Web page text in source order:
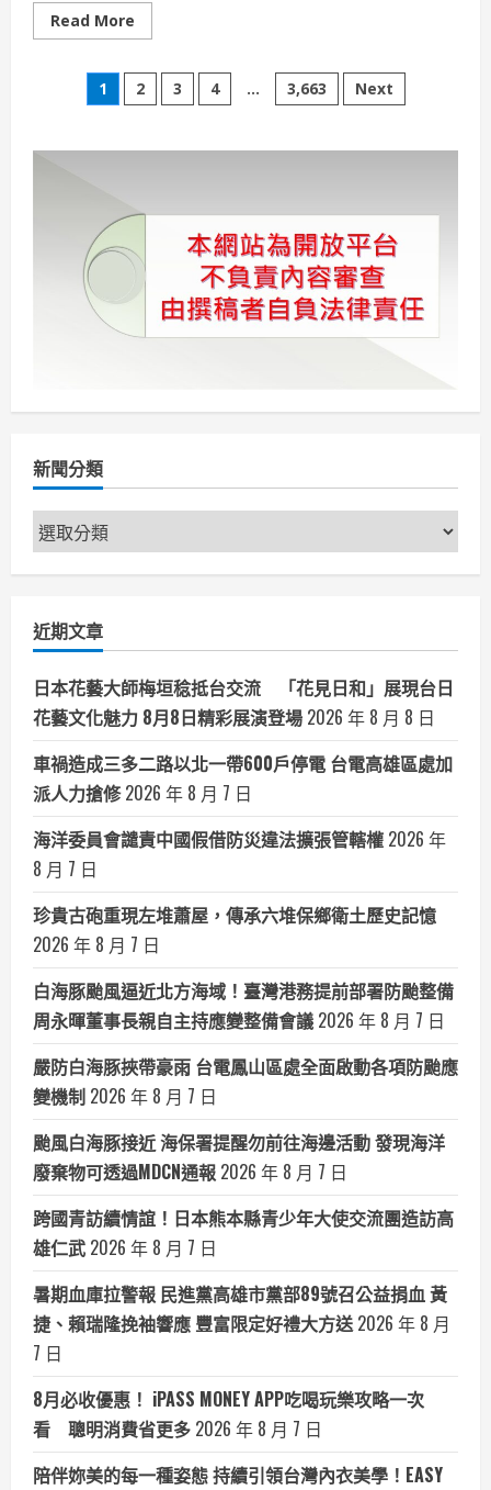
Read More
more
海
共
舞、
國
洋
際
舞
蹈
節」
揭
聯
以
舞
術
打
像
文
章
頁
1 2 3 4 ... 3,663 Next
新聞分類
新
聞
近期文章
日本花藝大師梅垣稔抵台交流 「花見日和」展現台日
花藝文化魅力 8月8日精彩展演登場 2026 年 8 月 8 日
車禍造成三多二路以北一帶600戶停電 台電高雄區處加
派人力搶修 2026 年 8 月 7 日
海洋委員會譴責中國假借防災違法擴張管轄權 2026 年
8 月 7 日
珍貴古砲重現左堆蕭屋，傳承六堆保鄉衛土歷史記憶
2026 年 8 月 7 日
白海豚颱風逼近北方海域！臺灣港務提前部署防颱整備
周永暉董事長親自主持應變整備會議 2026 年 8 月 7 日
嚴防白海豚挾帶豪雨 台電鳳山區處全面啟動各項防颱應
變機制 2026 年 8 月 7 日
颱風白海豚接近 海保署提醒勿前往海邊活動 發現海洋
廢棄物可透過MDCN通報 2026 年 8 月 7 日
跨國青訪續情誼！日本熊本縣青少年大使交流團造訪高
雄仁武 2026 年 8 月 7 日
暑期血庫拉警報 民進黨高雄市黨部89號召公益捐血 黃
捷、賴瑞隆挽袖響應 豐富限定好禮大方送 2026 年 8 月
7 日
8月必收優惠！ iPASS MONEY APP吃喝玩樂攻略一次
看 聰明消費省更多 2026 年 8 月 7 日
陪伴妳美的每一種姿態 持續引領台灣內衣美學！EASY